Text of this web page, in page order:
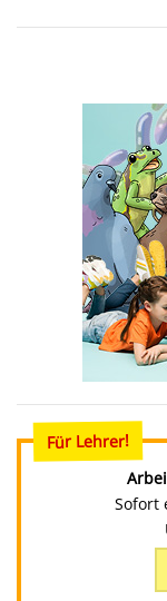
Für Lehrer!
Sofort